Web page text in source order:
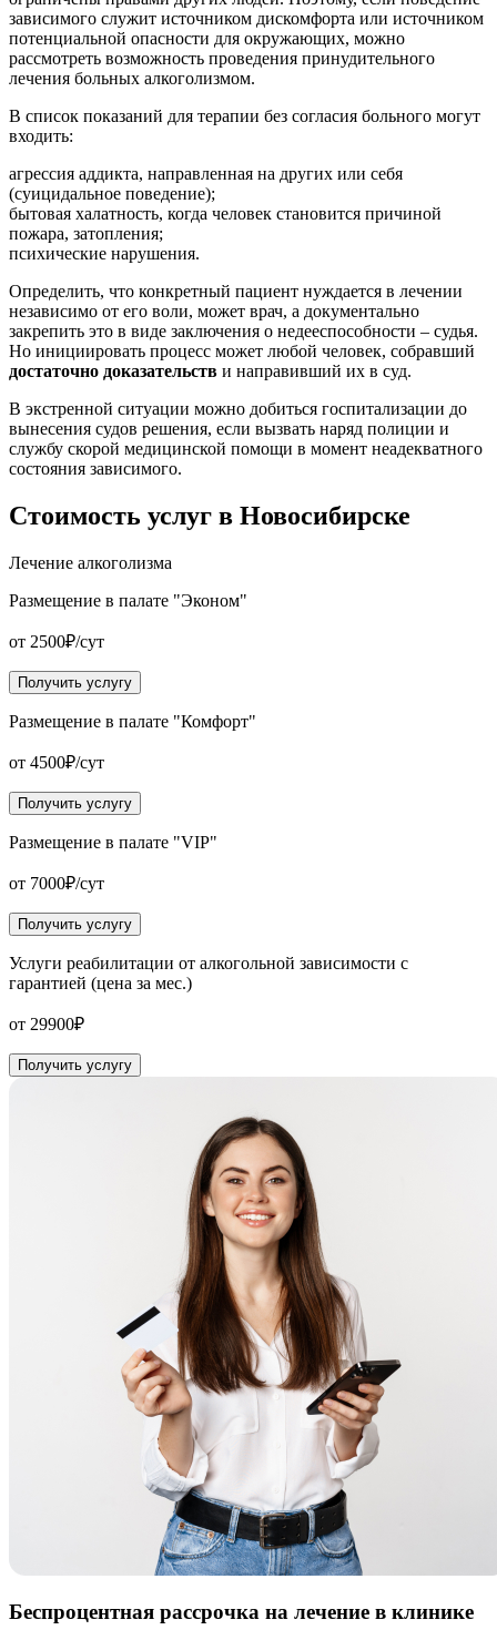
зависимого служит источником дискомфорта или источником
потенциальной опасности для окружающих, можно
рассмотреть возможность проведения принудительного
лечения больных алкоголизмом.
В список показаний для терапии без согласия больного могут
входить:
агрессия аддикта, направленная на других или себя
(суицидальное поведение);
бытовая халатность, когда человек становится причиной
пожара, затопления;
психические нарушения.
Определить, что конкретный пациент нуждается в лечении
независимо от его воли, может врач, а документально
закрепить это в виде заключения о недееспособности – судья.
Но инициировать процесс может любой человек, собравший
достаточно доказательств и направивший их в суд.
В экстренной ситуации можно добиться госпитализации до
вынесения судов решения, если вызвать наряд полиции и
службу скорой медицинской помощи в момент неадекватного
состояния зависимого.
Стоимость услуг в Новосибирске
Лечение алкоголизма
Размещение в палате "Эконом"
от 2500₽/сут
Получить услугу
Размещение в палате "Комфорт"
от 4500₽/сут
Получить услугу
Размещение в палате "VIP"
от 7000₽/сут
Получить услугу
Услуги реабилитации от алкогольной зависимости с
гарантией (цена за мес.)
от 29900₽
Получить услугу
Беспроцентная рассрочка на лечение в клинике